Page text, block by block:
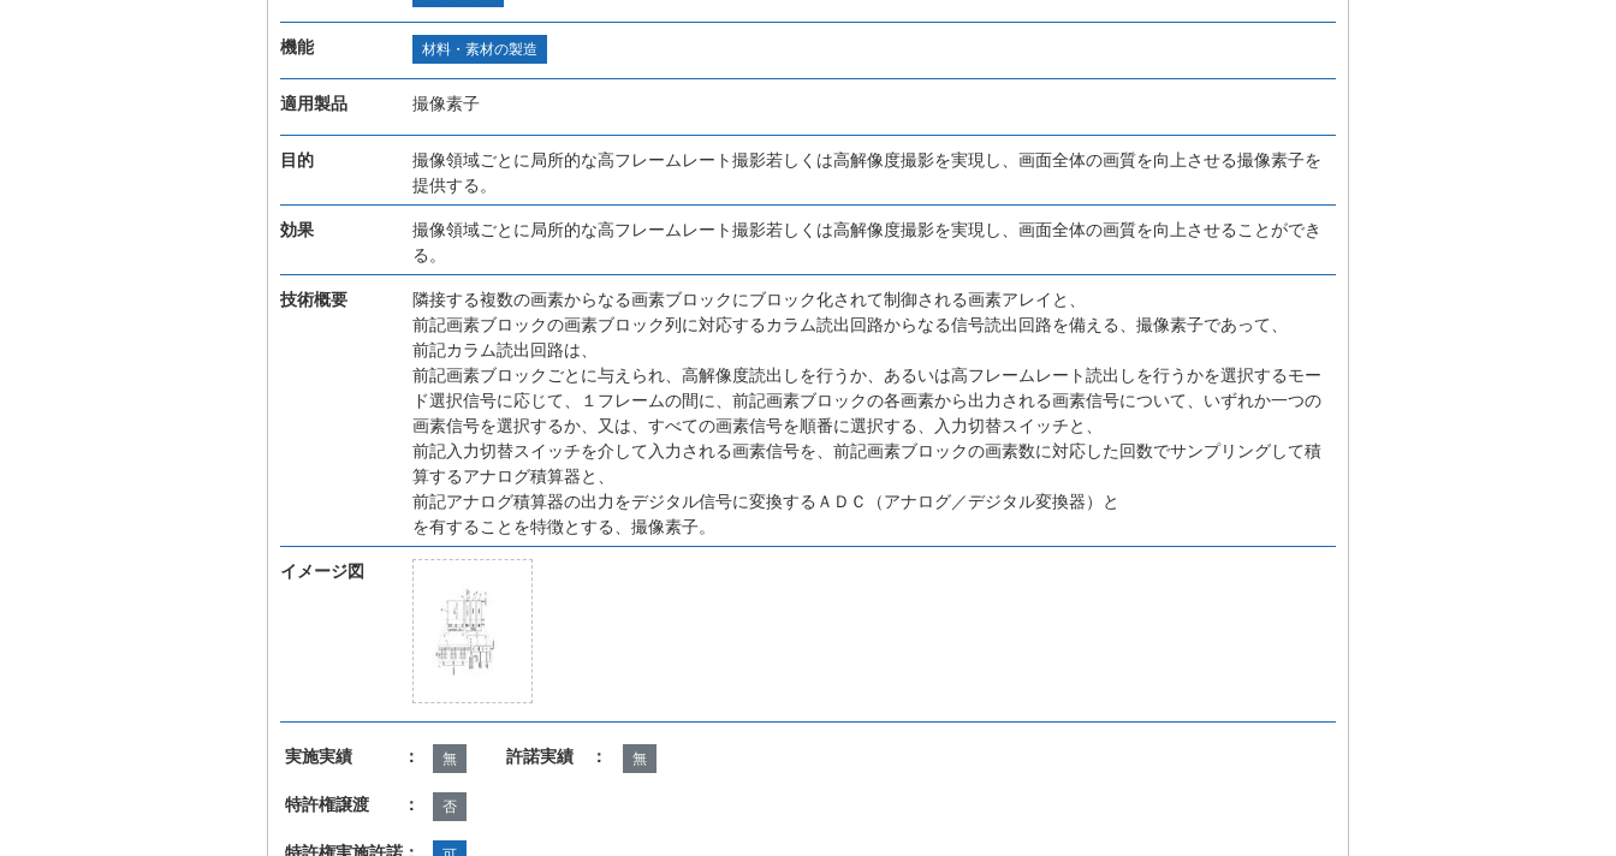
機能 材料・素材の製造
適用製品 撮像素子
目的
撮像領域ごとに局所的な高フレームレート撮影若しくは高解像度撮影を実現し、画面全体の画質を向上させる撮像素子を
提供する。
効果
撮像領域ごとに局所的な高フレームレート撮影若しくは高解像度撮影を実現し、画面全体の画質を向上させることができ
る。
技術概要
隣接する複数の画素からなる画素ブロックにブロック化されて制御される画素アレイと、
前記画素ブロックの画素ブロック列に対応するカラム読出回路からなる信号読出回路を備える、撮像素子であって、
前記カラム読出回路は、
前記画素ブロックごとに与えられ、高解像度読出しを行うか、あるいは高フレームレート読出しを行うかを選択するモー
ド選択信号に応じて、１フレームの間に、前記画素ブロックの各画素から出力される画素信号について、いずれか一つの
画素信号を選択するか、又は、すべての画素信号を順番に選択する、入力切替スイッチと、
前記入力切替スイッチを介して入力される画素信号を、前記画素ブロックの画素数に対応した回数でサンプリングして積
算するアナログ積算器と、
前記アナログ積算器の出力をデジタル信号に変換するＡＤＣ（アナログ／デジタル変換器）と
を有することを特徴とする、撮像素子。
イメージ図
実施実績 ： 無 許諾実績 ： 無
特許権譲渡 ： 否